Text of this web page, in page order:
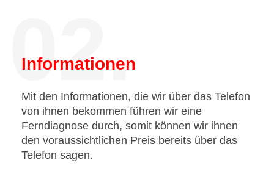
02.
Informationen
Mit den Informationen, die wir über das Telefon
von ihnen bekommen führen wir eine
Ferndiagnose durch, somit können wir ihnen
den voraussichtlichen Preis bereits über das
Telefon sagen.